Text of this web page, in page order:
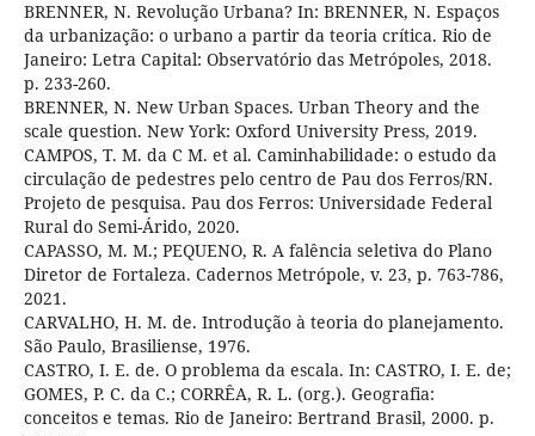
BRENNER, N. Revolução Urbana? In: BRENNER, N. Espaços
da urbanização: o urbano a partir da teoria crítica. Rio de
Janeiro: Letra Capital: Observatório das Metrópoles, 2018.
p. 233-260.
BRENNER, N. New Urban Spaces. Urban Theory and the
scale question. New York: Oxford University Press, 2019.
CAMPOS, T. M. da C M. et al. Caminhabilidade: o estudo da
circulação de pedestres pelo centro de Pau dos Ferros/RN.
Projeto de pesquisa. Pau dos Ferros: Universidade Federal
Rural do Semi-Árido, 2020.
CAPASSO, M. M.; PEQUENO, R. A falência seletiva do Plano
Diretor de Fortaleza. Cadernos Metrópole, v. 23, p. 763-786,
2021.
CARVALHO, H. M. de. Introdução à teoria do planejamento.
São Paulo, Brasiliense, 1976.
CASTRO, I. E. de. O problema da escala. In: CASTRO, I. E. de;
GOMES, P. C. da C.; CORRÊA, R. L. (org.). Geografia:
conceitos e temas. Rio de Janeiro: Bertrand Brasil, 2000. p.